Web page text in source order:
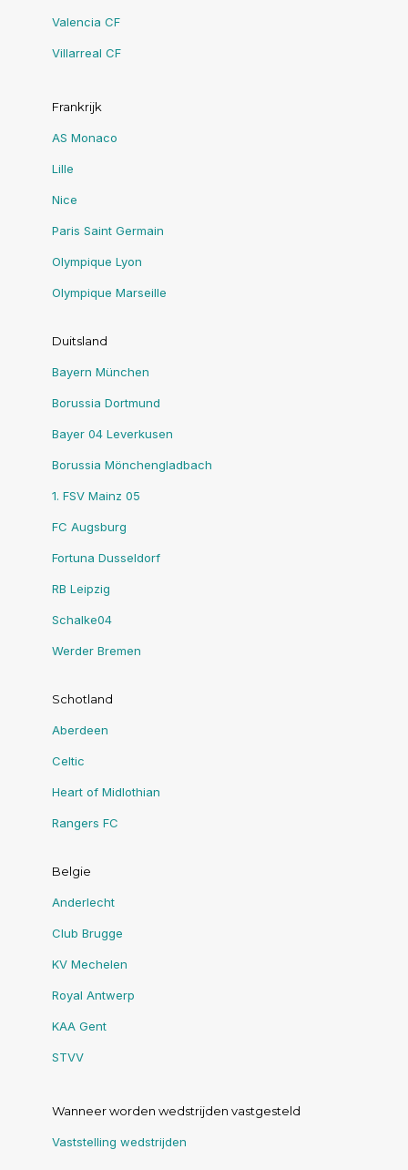
Valencia CF
Villarreal CF
Frankrijk
AS Monaco
Lille
Nice
Paris Saint Germain
Olympique Lyon
Olympique Marseille
Duitsland
Bayern München
Borussia Dortmund
Bayer 04 Leverkusen
Borussia Mönchengladbach
1. FSV Mainz 05
FC Augsburg
Fortuna Dusseldorf
RB Leipzig
Schalke04
Werder Bremen
Schotland
Aberdeen
Celtic
Heart of Midlothian
Rangers FC
Belgie
Anderlecht
Club Brugge
KV Mechelen
Royal Antwerp
KAA Gent
STVV
Wanneer worden wedstrijden vastgesteld
Vaststelling wedstrijden